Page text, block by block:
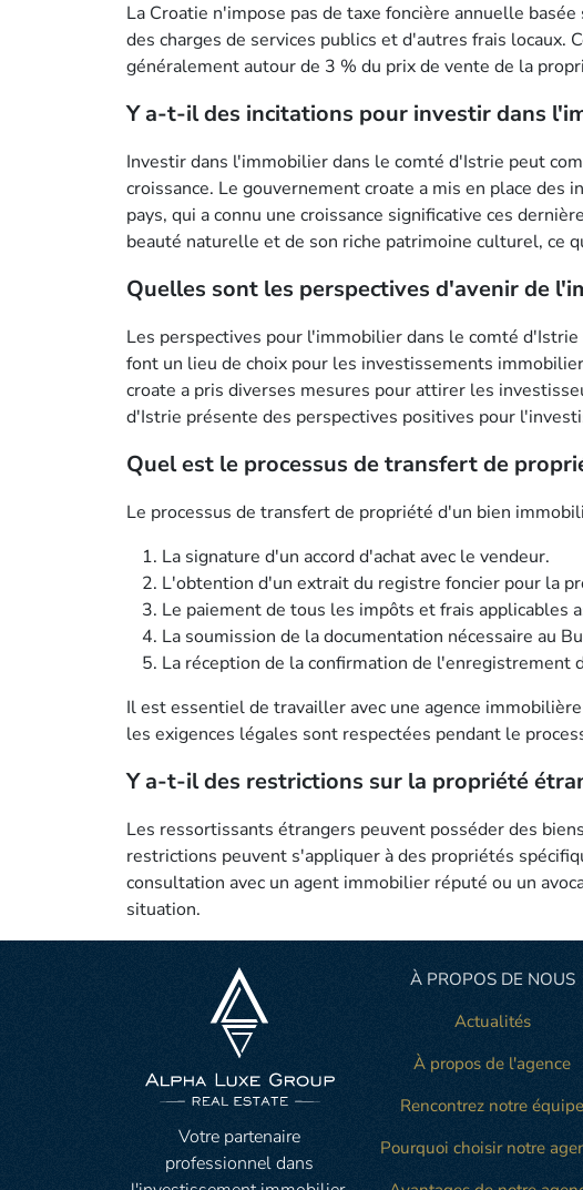
La Croatie n'impose pas de taxe foncière annuelle
des charges de services publics et d'autres frais
généralement autour de 3 % du prix de vente de la
Y a-t-il des incitations pour investir dans
Investir dans l'immobilier dans le comté d'Istrie peut
croissance. Le gouvernement croate a mis en place
pays, qui a connu une croissance significative ces
beauté naturelle et de son riche patrimoine culturel, ce
Quelles sont les perspectives d'avenir de
Les perspectives pour l'immobilier dans le comté
font un lieu de choix pour les investissements
croate a pris diverses mesures pour attirer les
d'Istrie présente des perspectives positives pour
Quel est le processus de transfert de
Le processus de transfert de propriété d'un bien
La signature d'un accord d'achat avec le vendeur.
L'obtention d'un extrait du registre foncier pour la
Le paiement de tous les impôts et frais applicables
La soumission de la documentation nécessaire au
La réception de la confirmation de l'enregistrement
Il est essentiel de travailler avec une agence
les exigences légales sont respectées pendant le
Y a-t-il des restrictions sur la propriété
Les ressortissants étrangers peuvent posséder des
restrictions peuvent s'appliquer à des propriétés
consultation avec un agent immobilier réputé ou un
situation.
Votre partenaire
professionnel dans
À PROPOS DE NOUS
Actualités
À propos de l'agence
Rencontrez notre équipe
Pourquoi choisir notre